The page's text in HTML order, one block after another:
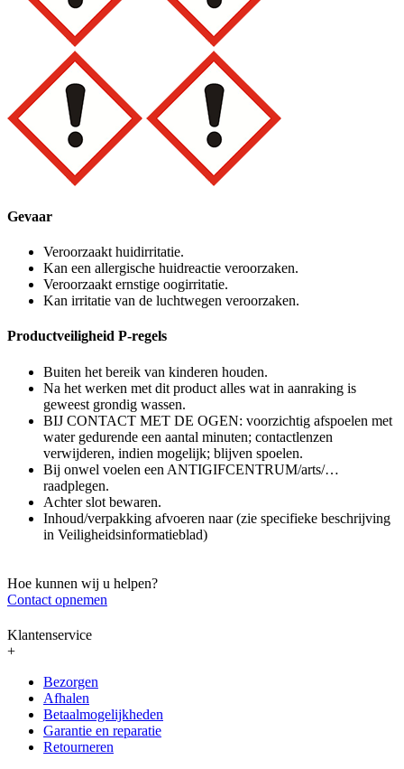
Gevaar
Veroorzaakt huidirritatie.
Kan een allergische huidreactie veroorzaken.
Veroorzaakt ernstige oogirritatie.
Kan irritatie van de luchtwegen veroorzaken.
Productveiligheid P-regels
Buiten het bereik van kinderen houden.
Na het werken met dit product alles wat in aanraking is
geweest grondig wassen.
BIJ CONTACT MET DE OGEN: voorzichtig afspoelen met
water gedurende een aantal minuten; contactlenzen
verwijderen, indien mogelijk; blijven spoelen.
Bij onwel voelen een ANTIGIFCENTRUM/arts/…
raadplegen.
Achter slot bewaren.
Inhoud/verpakking afvoeren naar (zie specifieke beschrijving
in Veiligheidsinformatieblad)
Hoe kunnen wij u helpen?
Contact opnemen
Klantenservice
+
Bezorgen
Afhalen
Betaalmogelijkheden
Garantie en reparatie
Retourneren